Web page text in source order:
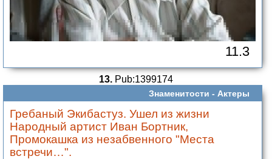
11.3
13. Pub:1399174
Знаменитости - Актеры
Гребаный Экибастуз. Ушел из жизни
Народный артист Иван Бортник,
Промокашка из незабвенного "Места
встречи…".